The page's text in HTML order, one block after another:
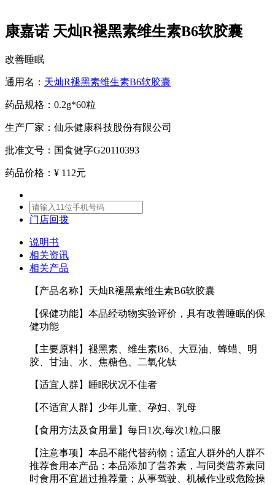
康嘉诺 天灿R褪黑素维生素B6软胶囊
改善睡眠
通用名： 天灿R褪黑素维生素B6软胶囊
药品规格：0.2g*60粒
生产厂家：仙乐健康科技股份有限公司
批准文号：国食健字G20110393
药品价格： ¥ 112元
门店回拨
说明书
相关资讯
相关产品
【产品名称】天灿R褪黑素维生素B6软胶囊
【保健功能】本品经动物实验评价，具有改善睡眠的保
健功能
【主要原料】褪黑素、维生素B6、大豆油、蜂蜡、明
胶、甘油、水、焦糖色、二氧化钛
【适宜人群】睡眠状况不佳者
【不适宜人群】少年儿童、孕妇、乳母
【食用方法及食用量】每日1次,每次1粒,口服
【注意事项】本品不能代替药物；适宜人群外的人群不
推荐食用本产品；本品添加了营养素，与同类营养素同
时食用不宜超过推荐量；从事驾驶、机械作业或危险操